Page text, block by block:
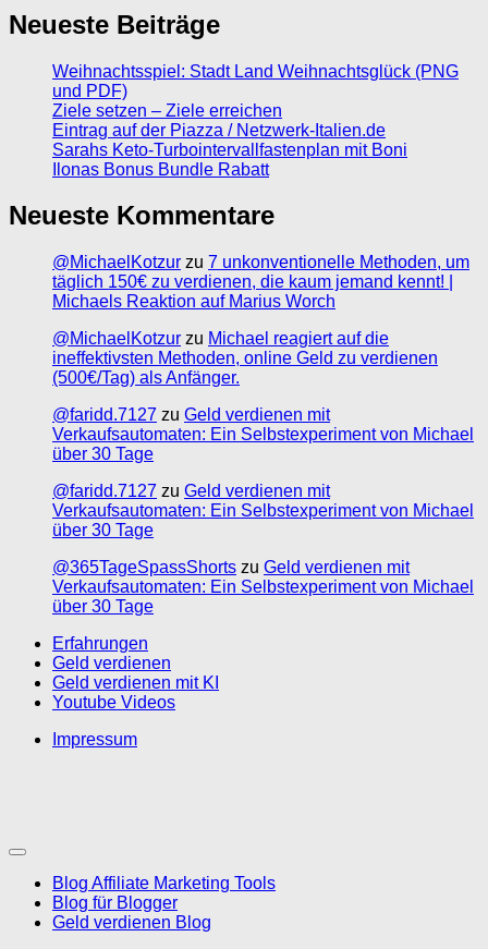
Neueste Beiträge
Weihnachtsspiel: Stadt Land Weihnachtsglück (PNG
und PDF)
Ziele setzen – Ziele erreichen
Eintrag auf der Piazza / Netzwerk-Italien.de
Sarahs Keto-Turbointervallfastenplan mit Boni
Ilonas Bonus Bundle Rabatt
Neueste Kommentare
@MichaelKotzur zu 7 unkonventionelle Methoden, um
täglich 150€ zu verdienen, die kaum jemand kennt! |
Michaels Reaktion auf Marius Worch
@MichaelKotzur zu Michael reagiert auf die
ineffektivsten Methoden, online Geld zu verdienen
(500€/Tag) als Anfänger.
@faridd.7127 zu Geld verdienen mit
Verkaufsautomaten: Ein Selbstexperiment von Michael
über 30 Tage
@faridd.7127 zu Geld verdienen mit
Verkaufsautomaten: Ein Selbstexperiment von Michael
über 30 Tage
@365TageSpassShorts zu Geld verdienen mit
Verkaufsautomaten: Ein Selbstexperiment von Michael
über 30 Tage
Erfahrungen
Geld verdienen
Geld verdienen mit KI
Youtube Videos
Impressum
Blog Affiliate Marketing Tools
Blog für Blogger
Geld verdienen Blog